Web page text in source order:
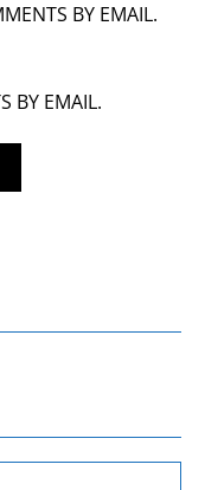
BY EMAIL.
BY EMAIL.